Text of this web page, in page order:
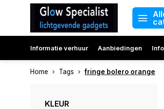
Informatie verhuur Aanbiedingen
Home Tags fringe bolero orange
KLEUR